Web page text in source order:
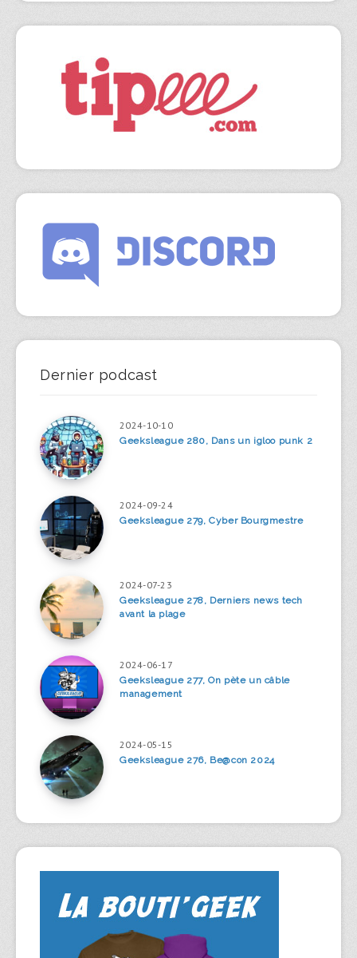
Dernier podcast
2024-10-10
Geeksleague 280, Dans un igloo punk 2
2024-09-24
Geeksleague 279, Cyber Bourgmestre
2024-07-23
Geeksleague 278, Derniers news tech
avant la plage
2024-06-17
Geeksleague 277, On pète un câble
management
2024-05-15
Geeksleague 276, Be@con 2024